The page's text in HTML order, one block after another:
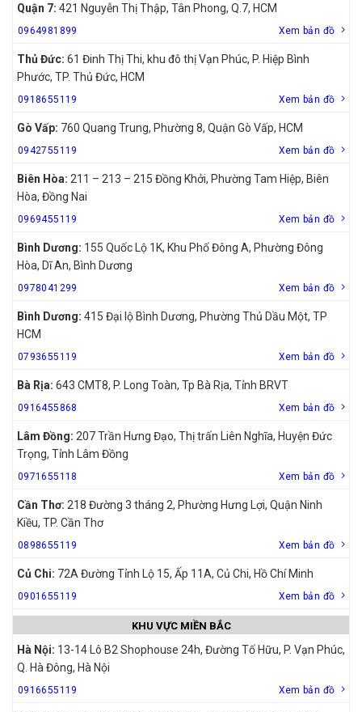
Quận 7: 421 Nguyễn Thị Thập, Tân Phong, Q.7, HCM
0964981899 Xem bản đồ
Thủ Đức: 61 Đinh Thị Thi, khu đô thị Vạn Phúc, P. Hiệp Bình
Phước, TP. Thủ Đức, HCM
0918655119 Xem bản đồ
Gò Vấp: 760 Quang Trung, Phường 8, Quận Gò Vấp, HCM
0942755119 Xem bản đồ
Biên Hòa: 211 – 213 – 215 Đồng Khởi, Phường Tam Hiệp, Biên
Hòa, Đồng Nai
0969455119 Xem bản đồ
Bình Dương: 155 Quốc Lộ 1K, Khu Phố Đông A, Phường Đông
Hòa, Dĩ An, Bình Dương
0978041299 Xem bản đồ
Bình Dương: 415 Đại lộ Bình Dương, Phường Thủ Dầu Một, TP
HCM
0793655119 Xem bản đồ
Bà Rịa: 643 CMT8, P. Long Toàn, Tp Bà Rịa, Tỉnh BRVT
0916455868 Xem bản đồ
Lâm Đồng: 207 Trần Hưng Đạo, Thị trấn Liên Nghĩa, Huyện Đức
Trọng, Tỉnh Lâm Đồng
0971655118 Xem bản đồ
Cần Thơ: 218 Đường 3 tháng 2, Phường Hưng Lợi, Quận Ninh
Kiều, TP. Cần Thơ
0898655119 Xem bản đồ
Củ Chi: 72A Đường Tỉnh Lộ 15, Ấp 11A, Củ Chi, Hồ Chí Minh
0901655119 Xem bản đồ
KHU VỰC MIỀN BẮC
Hà Nội: 13-14 Lô B2 Shophouse 24h, Đường Tố Hữu, P. Vạn Phúc,
Q. Hà Đông, Hà Nội
0916655119 Xem bản đồ